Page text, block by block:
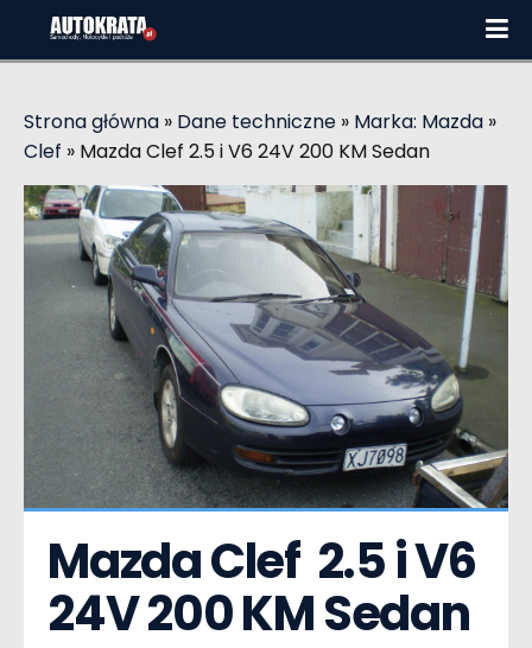
Strona główna » Dane techniczne » Marka: Mazda »
Clef » Mazda Clef 2.5 i V6 24V 200 KM Sedan
Mazda Clef  2.5 i V6
24V 200 KM Sedan